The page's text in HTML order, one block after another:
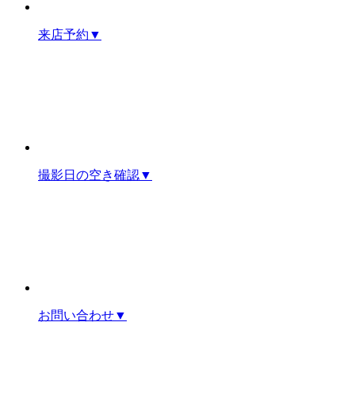
来店予約 ▼
撮影日の空き確認▼
お問い合わせ▼